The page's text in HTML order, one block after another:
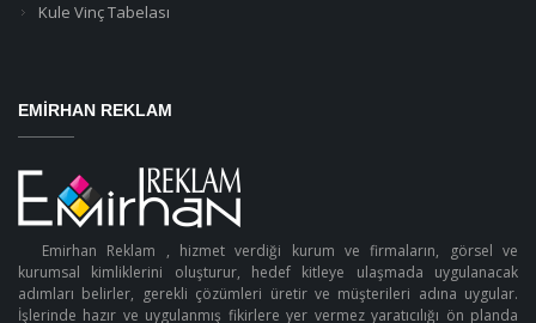
Kule Vinç Tabelası
EMIRHAN REKLAM
Emirhan Reklam , hizmet verdiği kurum ve firmaların, görsel ve
kurumsal kimliklerini oluşturur, hedef kitleye ulaşmada uygulanacak
adımları belirler, gerekli çözümleri üretir ve müşterileri adına uygular.
İşlerinde hazır ve uygulanmış fikirlere yer vermez yaratıcılığı ön planda